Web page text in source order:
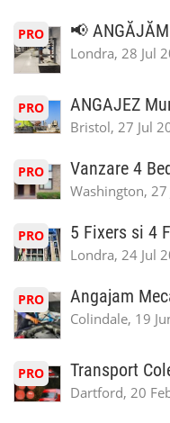
PRO 📢 ANGĂJĂM
Londra, 28 Jul
PRO ANGAJEZ
Bristol, 27 Jul
PRO Vanzare 4
Washington,
PRO 5 Fixers si 4
Londra, 24 Jul
PRO Angajam
Colindale, 19
PRO Transport
Dartford, 20